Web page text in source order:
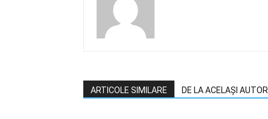
ARTICOLE SIMILARE DE LA ACELAȘI AUTOR